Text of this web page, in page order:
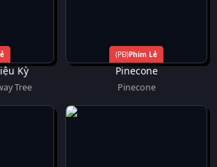
Kỳ
Tree
Phim Lẻ
Pinecone
Pinecone